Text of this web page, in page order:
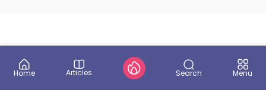
Home Articles Search Menu